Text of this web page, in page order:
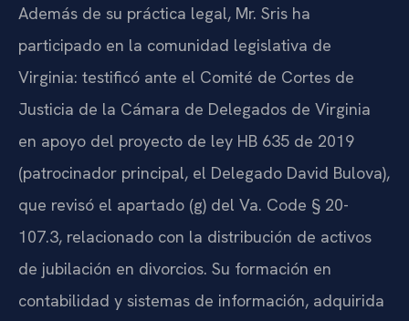
Además de su práctica legal, Mr. Sris ha
participado en la comunidad legislativa de
Virginia: testificó ante el Comité de Cortes de
Justicia de la Cámara de Delegados de Virginia
en apoyo del proyecto de ley HB 635 de 2019
(patrocinador principal, el Delegado David Bulova),
que revisó el apartado (g) del Va. Code § 20-
107.3, relacionado con la distribución de activos
de jubilación en divorcios. Su formación en
contabilidad y sistemas de información, adquirida